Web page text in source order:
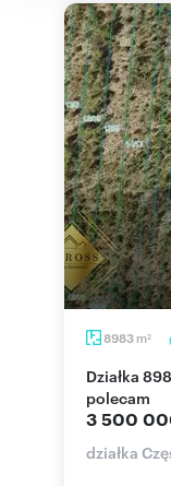
8983 m2
Działka 8983 m² z mediami pod zabudowę
polecam
3 500
działka